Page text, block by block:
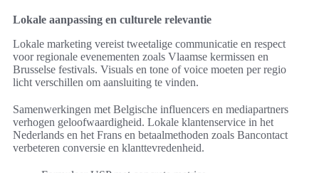
Lokale aanpassing en culturele relevantie
Lokale marketing vereist tweetalige communicatie en respect
voor regionale evenementen zoals Vlaamse kermissen en
Brusselse festivals. Visuals en tone of voice moeten per regio
licht verschillen om aansluiting te vinden.
Samenwerkingen met Belgische influencers en mediapartners
verhogen geloofwaardigheid. Lokale klantenservice in het
Nederlands en het Frans en betaalmethoden zoals Bancontact
verbeteren conversie en klanttevredenheid.